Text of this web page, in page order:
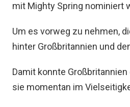
mit Mighty Spring nominiert
Um es vorweg zu nehmen,
hinter Großbritannien und
Damit konnte
sie momentan im